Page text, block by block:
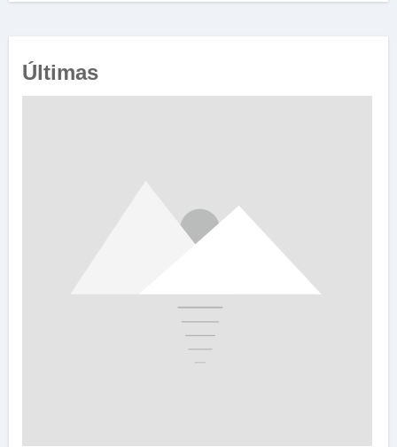
Últimas